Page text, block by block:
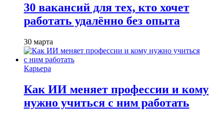
30 вакансий для тех, кто хочет
работать удалённо без опыта
30 марта
Карьера
Как ИИ меняет профессии и кому
нужно учиться с ним работать